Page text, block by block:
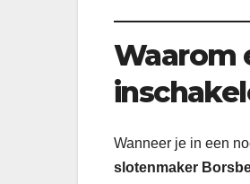
Waarom
Wanneer je in een
slotenmaker